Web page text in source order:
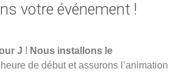
votre événement !
J ! Nous installons le
de début et assurons l’animation